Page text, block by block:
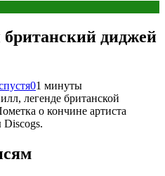
диджей
01 минуты
легенде британской
о кончине артиста
Discogs.